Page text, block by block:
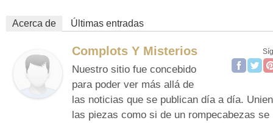
Acerca de Últimas entradas
Complots Y Misterios
Nuestro sitio fue concebido
para poder ver más allá de
las noticias que se publican día a día.
las piezas como si de un rompecabezas se